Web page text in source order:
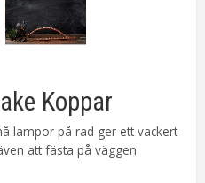
Koppar
lampor på rad ger ett vackert
att fästa på väggen